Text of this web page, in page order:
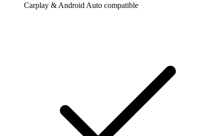
Carplay & Android Auto compatible